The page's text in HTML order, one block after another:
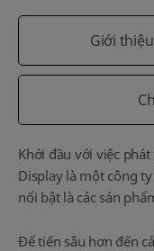
Giới
Khởi đầu với việc phát
Display là một công
nổi bật là các sản
Để tiến sâu hơn đến